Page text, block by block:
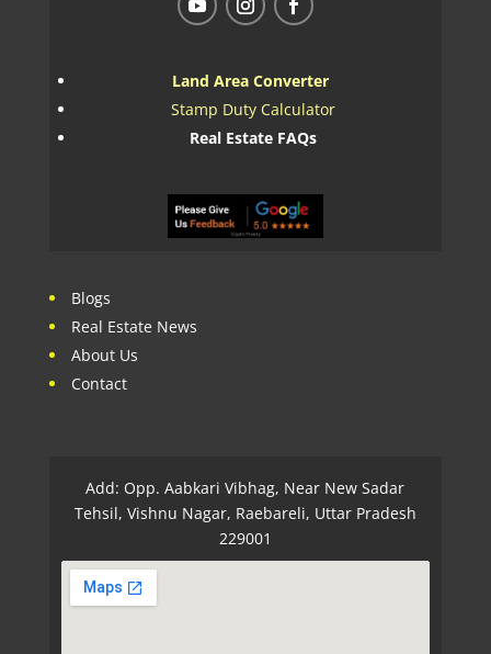
Land Area Converter
Stamp Duty Calculator
Real Estate FAQs
Blogs
Real Estate News
About Us
Contact
Add: Opp. Aabkari Vibhag, Near New Sadar
Tehsil, Vishnu Nagar, Raebareli, Uttar Pradesh
229001